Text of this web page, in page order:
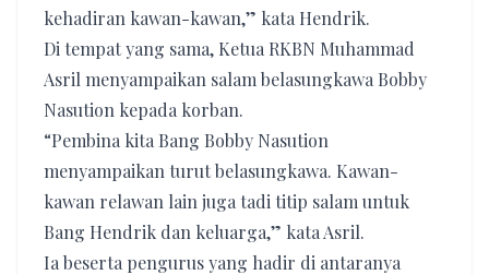
kehadiran kawan-kawan,” kata Hendrik.
Di tempat yang sama, Ketua RKBN Muhammad
Asril menyampaikan salam belasungkawa Bobby
Nasution kepada korban.
“Pembina kita Bang Bobby Nasution
menyampaikan turut belasungkawa. Kawan-
kawan relawan lain juga tadi titip salam untuk
Bang Hendrik dan keluarga,” kata Asril.
Ia beserta pengurus yang hadir di antaranya